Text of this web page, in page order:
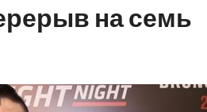
на семь